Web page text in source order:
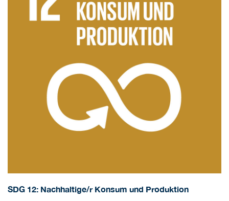
SDG 12: Nachhaltige/r Konsum und Produktion